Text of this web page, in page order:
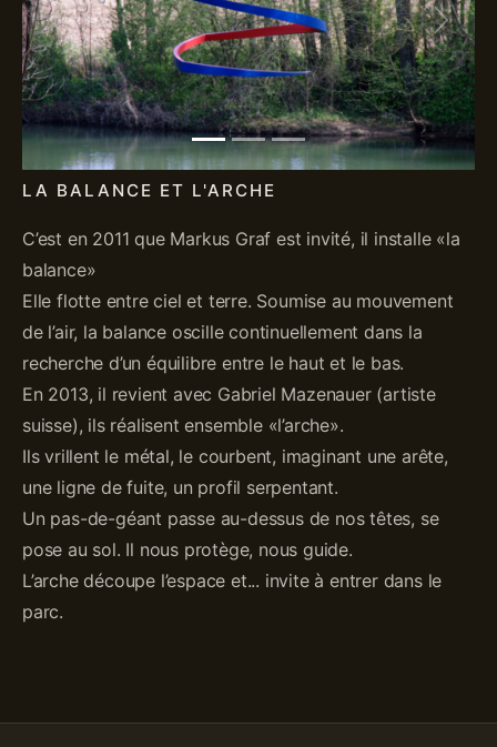
Previous Next
LA BALANCE ET L'ARCHE
C’est en 2011 que Markus Graf est invité, il installe «la
balance»
Elle flotte entre ciel et terre. Soumise au mouvement
de l’air, la balance oscille continuellement dans la
recherche d’un équilibre entre le haut et le bas.
En 2013, il revient avec Gabriel Mazenauer (artiste
suisse), ils réalisent ensemble «l’arche».
Ils vrillent le métal, le courbent, imaginant une arête,
une ligne de fuite, un profil serpentant.
Un pas-de-géant passe au-dessus de nos têtes, se
pose au sol. Il nous protège, nous guide.
L’arche découpe l’espace et... invite à entrer dans le
parc.